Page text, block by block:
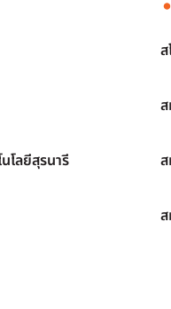
โลยีสุรนารี